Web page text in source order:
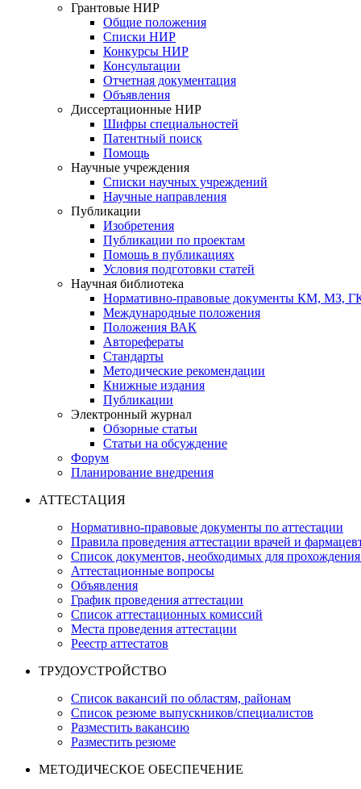
Грантовые НИР
Общие положения
Списки НИР
Конкурсы НИР
Консультации
Отчетная документация
Объявления
Диссертационные НИР
Шифры специальностей
Патентный поиск
Помощь
Научные учреждения
Списки научных учреждений
Научные направления
Публикации
Изобретения
Публикации по проектам
Помощь в публикациях
Условия подготовки статей
Научная библиотека
Нормативно-правовые документы КМ, МЗ,
Международные положения
Положения ВАК
Авторефераты
Стандарты
Методические рекомендации
Книжные издания
Публикации
Электронный журнал
Обзорные статьи
Статьи на обсуждение
Форум
Планирование внедрения
АТТЕСТАЦИЯ
Нормативно-правовые документы по аттестации
Правила проведения аттестации врачей и
Список документов, необходимых для прохождения
Аттестационные вопросы
Объявления
График проведения аттестации
Список аттестационных комиссий
Места проведения аттестации
Реестр аттестатов
ТРУДОУСТРОЙСТВО
Список вакансий по областям, районам
Список резюме выпускников/специалистов
Разместить вакансию
Разместить резюме
МЕТОДИЧЕСКОЕ ОБЕСПЕЧЕНИЕ